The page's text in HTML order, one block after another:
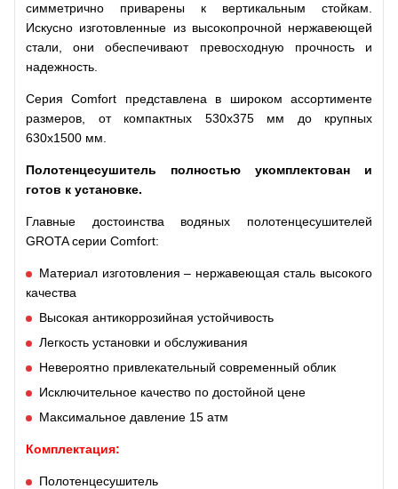
симметрично приварены к вертикальным стойкам.
Искусно изготовленные из высокопрочной нержавеющей
стали, они обеспечивают превосходную прочность и
надежность.
Серия Comfort представлена в широком ассортименте
размеров, от компактных 530х375 мм до крупных
630х1500 мм.
Полотенцесушитель полностью укомплектован и
готов к установке.
Главные достоинства водяных полотенцесушителей
GROTA серии Comfort:
Материал изготовления – нержавеющая сталь высокого
качества
Высокая антикоррозийная устойчивость
Легкость установки и обслуживания
Невероятно привлекательный современный облик
Исключительное качество по достойной цене
Максимальное давление 15 атм
Комплектация:
Полотенцесушитель